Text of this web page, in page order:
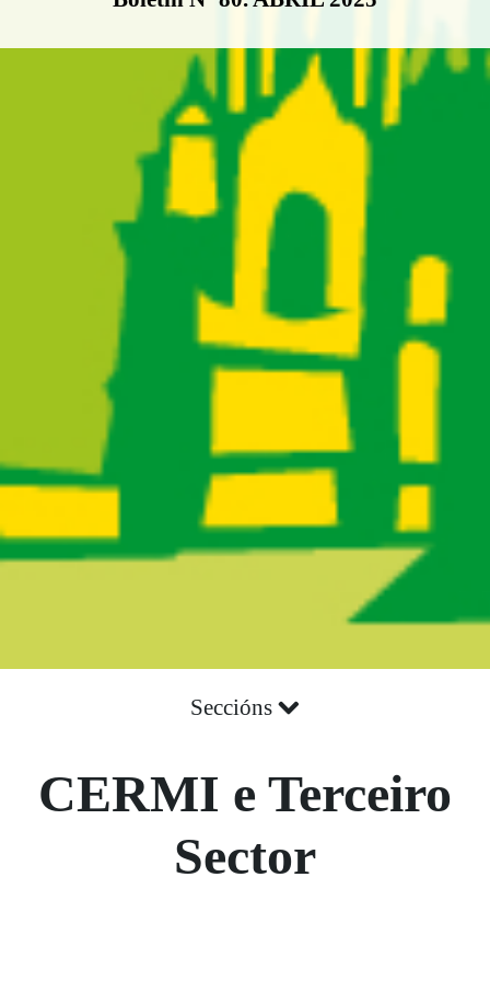
Seccións
CERMI e Terceiro
Sector